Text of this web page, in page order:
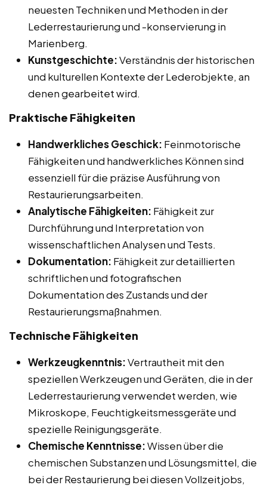
neuesten Techniken und Methoden in der
Lederrestaurierung und -konservierung in
Marienberg.
Kunstgeschichte:Verständnis der historischen
und kulturellen Kontexte der Lederobjekte, an
denen gearbeitet wird.
Praktische Fähigkeiten
Handwerkliches Geschick: Feinmotorische
Fähigkeiten und handwerkliches Können sind
essenziell für die präzise Ausführung von
Restaurierungsarbeiten.
Analytische Fähigkeiten: Fähigkeit zur
Durchführung und Interpretation von
wissenschaftlichen Analysen und Tests.
Dokumentation: Fähigkeit zur detaillierten
schriftlichen und fotografischen
Dokumentation des Zustands und der
Restaurierungsmaßnahmen.
Technische Fähigkeiten
Werkzeugkenntnis:Vertrautheit mit den
speziellen Werkzeugen und Geräten, die in der
Lederrestaurierung verwendet werden, wie
Mikroskope, Feuchtigkeitsmessgeräte und
spezielle Reinigungsgeräte.
Chemische Kenntnisse:Wissen über die
chemischen Substanzen und Lösungsmittel, die
bei der Restaurierung bei diesen Vollzeitjobs,